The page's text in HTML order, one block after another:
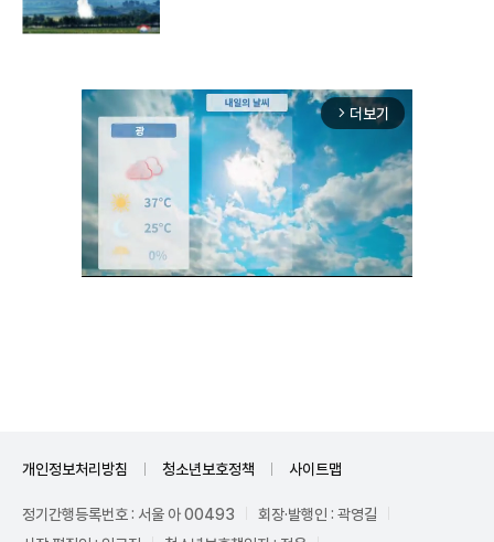
arrow_forward_ios 더보기
개인정보처리방침 청소년보호정책 사이트맵
정기간행등록번호 : 서울 아 00493
회장·발행인 : 곽영길